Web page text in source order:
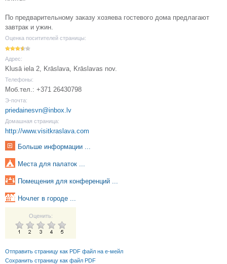
По предварительному заказу хозяева гостевого дома предлагают
завтрак и ужин.
Оценка поситителей страницы:
Адрес:
Klusā iela 2, Krāslava, Krāslavas nov.
Телефоны:
Моб.тел.: +371 26430798
Э-почта:
priedainesvn@inbox.lv
Домашная страница:
http://www.visitkraslava.com
Больше информации ...
Места для палаток ...
Помещения для конференций ...
Ночлег в городе ...
Оценить:
Отправить страницу как PDF файл на е-мейл
Сохранить страницу как файл PDF